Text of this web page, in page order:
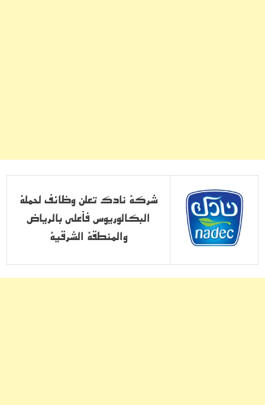
شركة نادك تعلن وظائف لحملة
البكالوريوس فأعلى بالرياض
والمنطقة الشرقية